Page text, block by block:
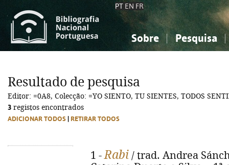
PT EN FR
Sobre Pesquisa
Ciências sociais...
Arte, desporto...
Ciências sociais...
Arte, desporto...
Resultado de pesquisa
Editor: =0A8, Colecção: =YO SIENTO, TU SIENTES, TODOS
3 registos encontrados
ADICIONAR TODOS RETIRAR TODOS
1 -Rabi / trad. Andrea